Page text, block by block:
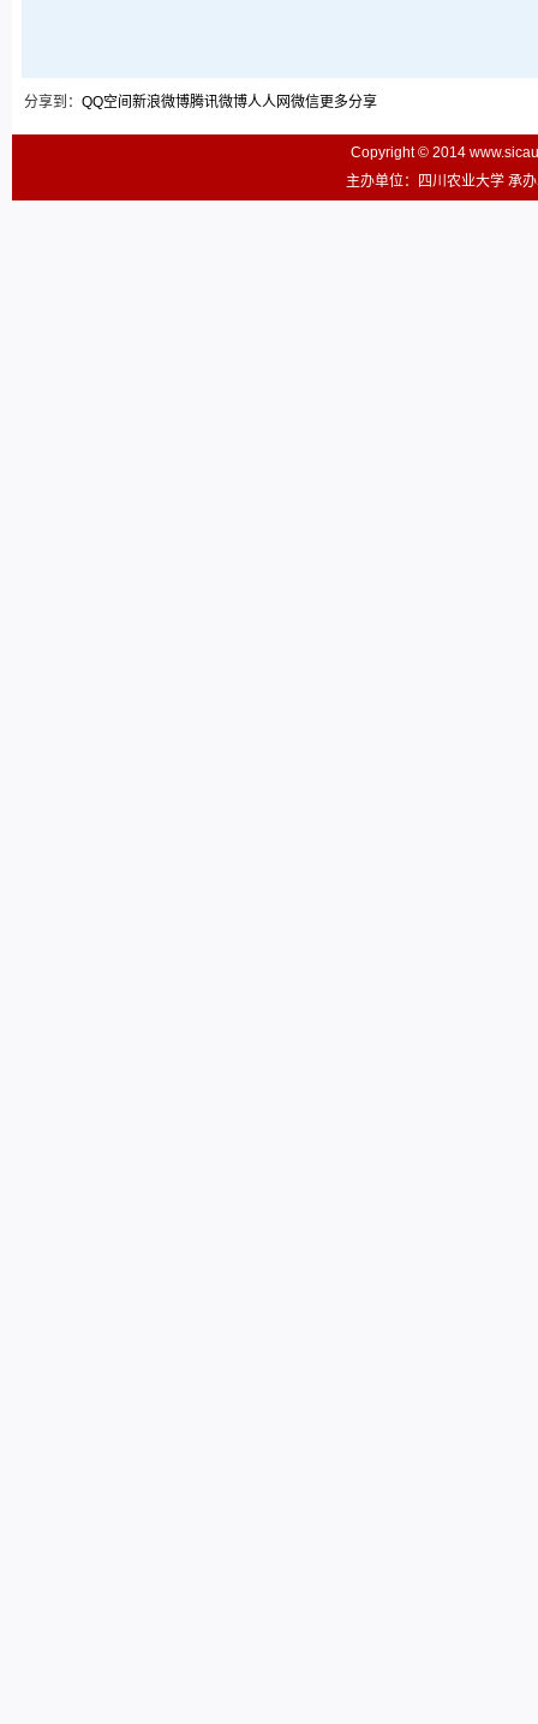
分享到： QQ空间 新浪微博腾讯微博人人网微信更多分享
Copyright © 2014
主办单位：四川农业大学 承